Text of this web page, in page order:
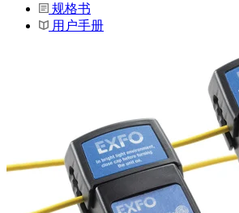
规格书
用户手册